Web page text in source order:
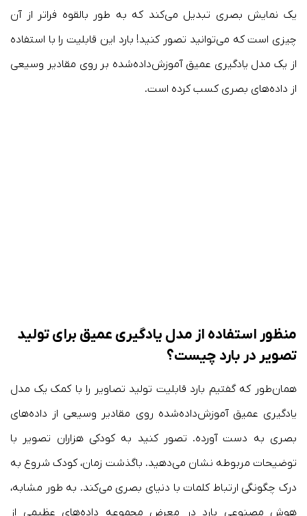
یک نمایش بصری تبدیل می‌کند که به طور بالقوه فراتر از آن
چیزی است که می‌توانید تصور کنید! بارد این قابلیت را با استفاده
از یک مدل یادگیری عمیق آموزش‌داده‌شده بر روی مقادیر وسیعی
از داده‌های بصری کسب کرده است.
منظور استفاده از مدل یادگیری عمیق برای تولید
تصویر در بارد چیست؟
همان‌طور که گفتیم بارد قابلیت تولید تصاویر را با کمک یک مدل
یادگیری عمیق آموزش‌داده‌شده روی مقادیر وسیعی از داده‌های
بصری به دست آورده. تصور کنید به کودکی هزاران تصویر با
توضیحات مربوطه نشان می‌دهید. باگذشت زمان، کودک شروع به
درک چگونگی ارتباط کلمات با دنیای بصری می‌کند. به طور مشابه،
هوش مصنوعی بارد در معرض مجموعه ‌داده‌های عظیمی از